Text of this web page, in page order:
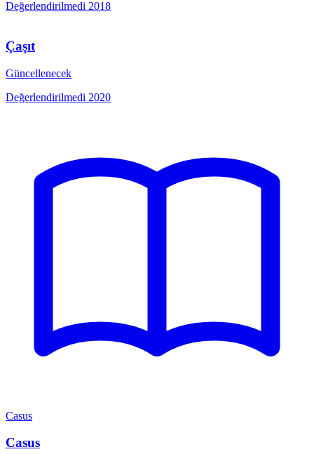
Değerlendirilmedi 2018
Çaşıt
Güncellenecek
Değerlendirilmedi 2020
Casus
Casus